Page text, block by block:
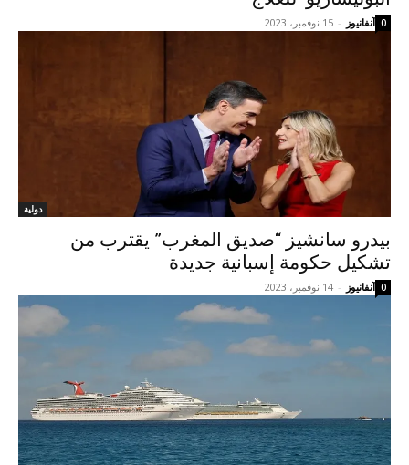
آنفانيوز - 15 نوفمبر، 2023 0
دولية
بيدرو سانشيز “صديق المغرب” يقترب من
تشكيل حكومة إسبانية جديدة
آنفانيوز - 14 نوفمبر، 2023 0